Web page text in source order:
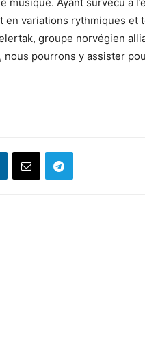
variations rythmiques
groupe norvégien
pourrons y assister